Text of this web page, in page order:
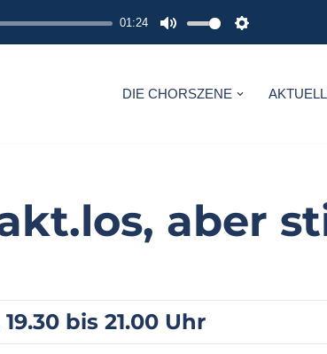
01:24
M
T
S
T
S
DIE CHORSZENE
aber
bis 21.00 Uhr